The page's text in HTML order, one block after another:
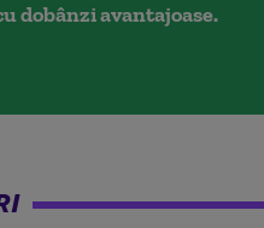
dobânzi avantajoase.